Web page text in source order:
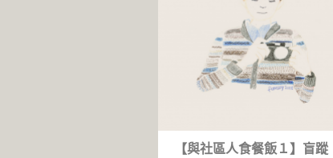
【與社區人食餐飯１】盲蹤